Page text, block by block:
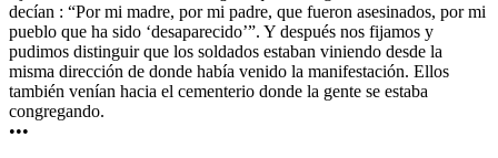
decían : “Por mi madre, por mi padre, que fueron asesinados, por mi
pueblo que ha sido ‘desaparecido’”. Y después nos fijamos y
pudimos distinguir que los soldados estaban viniendo desde la
misma dirección de donde había venido la manifestación. Ellos
también venían hacia el cementerio donde la gente se estaba
congregando.
•••